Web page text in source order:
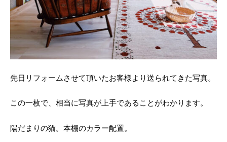
先日リフォームさせて頂いたお客様より送られてきた写真。
この一枚で、相当に写真が上手であることがわかります。
陽だまりの猫。本棚のカラー配置。